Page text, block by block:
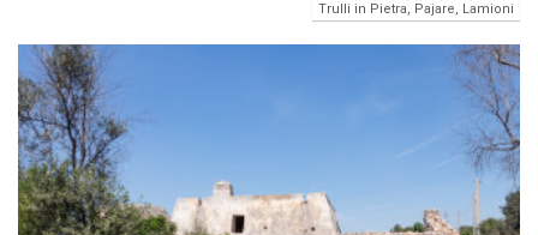
Trulli in Pietra, Pajare, Lamioni